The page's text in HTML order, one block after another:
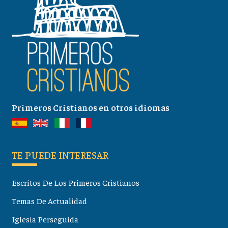
Primeros Cristianos en otros idiomas
TE PUEDE INTERESAR
Escritos De Los Primeros Cristianos
Temas De Actualidad
Iglesia Perseguida